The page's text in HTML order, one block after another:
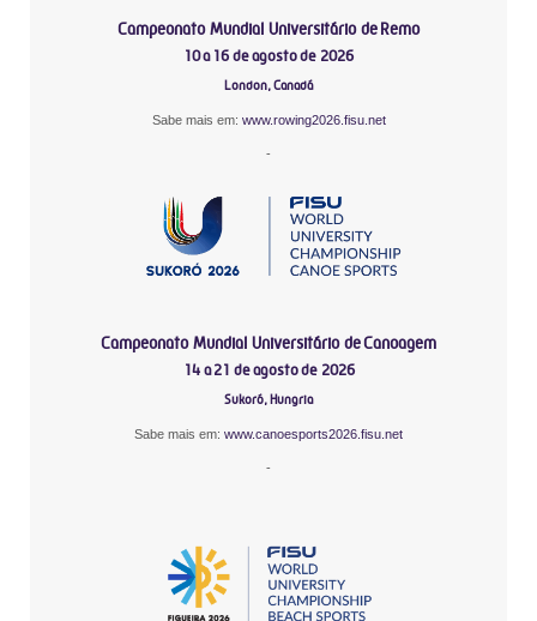
Campeonato Mundial Universitário de Remo
10 a 16 de agosto de 2026
London, Canadá
Sabe mais em: www.rowing2026.fisu.net
-
Campeonato Mundial Universitário de Canoagem
14 a 21 de agosto de 2026
Sukoró, Hungria
Sabe mais em: www.canoesports2026.fisu.net
-